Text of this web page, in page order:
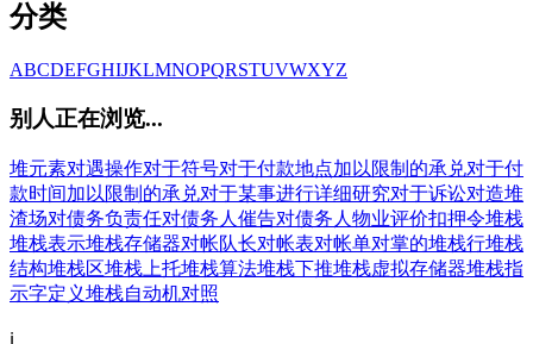
分类
ABCDEFGHIJKLMNOPQRSTUVWXYZ
别人正在浏览...
堆元素对遇操作对于符号对于付款地点加以限制的承兑对于付
款时间加以限制的承兑对于某事进行详细研究对于诉讼对造堆
渣场对债务负责任对债务人催告对债务人物业评价扣押令堆栈
堆栈表示堆栈存储器对帐队长对帐表对帐单对掌的堆栈行堆栈
结构堆栈区堆栈上托堆栈算法堆栈下推堆栈虚拟存储器堆栈指
示字定义堆栈自动机对照
ℹ️